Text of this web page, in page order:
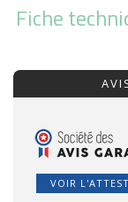
Fiche
VOIR